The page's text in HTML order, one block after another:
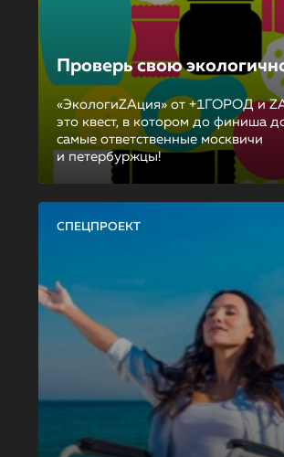
Проверь свою
«ЭкологиZAция» от +1ГОРОД и
это квест, в котором до финиша
самые ответственные москвичи
и петербуржцы!
СПЕЦПРОЕКТ